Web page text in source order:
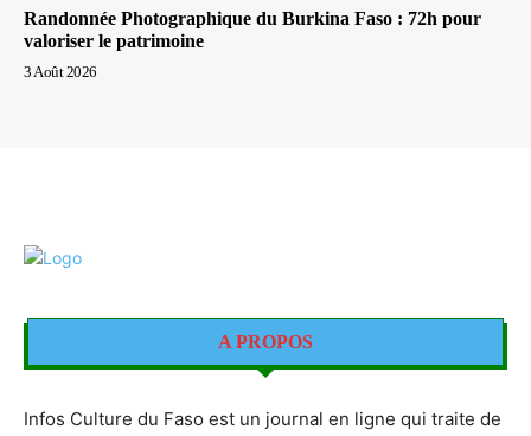
Randonnée Photographique du Burkina Faso : 72h pour
valoriser le patrimoine
3 Août 2026
A PROPOS
Infos Culture du Faso est un journal en ligne qui traite de